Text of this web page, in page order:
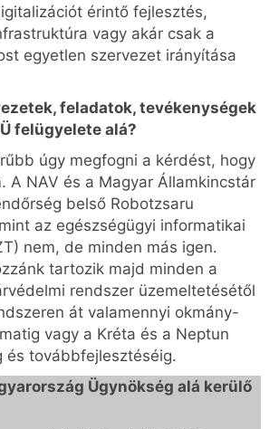
érintő fejlesztés,
vagy akár csak a
egyetlen szervezet irányítása
feladatok, tevékenységek
felügyelete alá?
úgy megfogni a kérdést, hogy
A NAV és a Magyar Államkincstár
belső Robotzsaru
az egészségügyi informatikai
nem, de minden más igen.
tartozik majd minden a
rendszer üzemeltetésétől
át valamennyi okmány-
vagy a Kréta és a Neptun
és továbbfejlesztéséig.
Ügynökség alá kerülő